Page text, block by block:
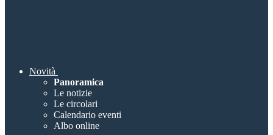
Novità
Panoramica
Le notizie
Le circolari
Calendario eventi
Albo online